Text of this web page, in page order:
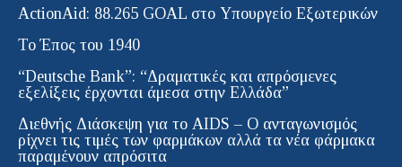
ActionAid: 88.265 GOAL στο Υπουργείο Εξωτερικών
Το Έπος του 1940
“Deutsche Bank”: “Δραματικές και απρόσμενες
εξελίξεις έρχονται άμεσα στην Ελλάδα”
Διεθνής Διάσκεψη για το AIDS – Ο ανταγωνισμός
ρίχνει τις τιμές των φαρμάκων αλλά τα νέα φάρμακα
παραμένουν απρόσιτα